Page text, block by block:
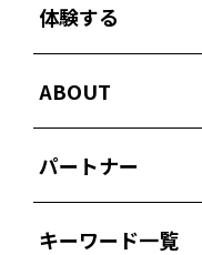
体験する
ABOUT
パートナー
キーワード一覧